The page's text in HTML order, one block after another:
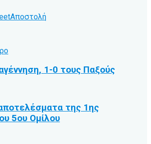
Αποστολή
1-0 τους Παξούς
της 1ης
5ου Ομίλου